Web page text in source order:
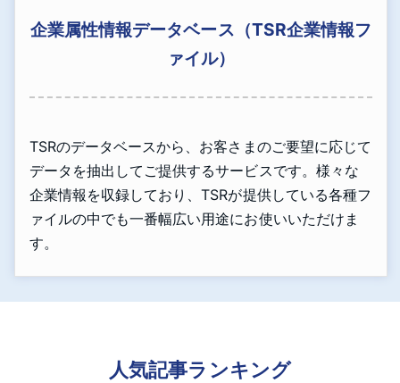
企業属性情報データベース（TSR企業情報フ
ァイル）
TSRのデータベースから、お客さまのご要望に応じて
データを抽出してご提供するサービスです。様々な
企業情報を収録しており、TSRが提供している各種フ
ァイルの中でも一番幅広い用途にお使いいただけま
す。
人気記事ランキング